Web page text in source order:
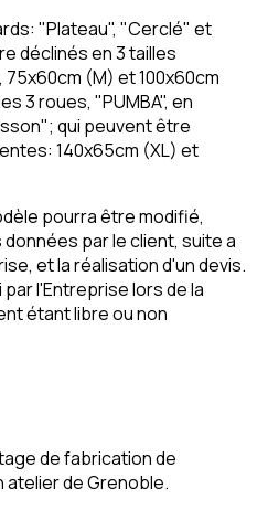
"Plateau", "Cerclé" et
déclinés en 3 tailles
(M) et 100x60cm
3 roues, "PUMBA", en
qui peuvent être
140x65cm (XL) et
pourra être modifié,
par le client, suite a
et la réalisation d'un devis.
l'Entreprise lors de la
étant libre ou non
de fabrication de
atelier de Grenoble.